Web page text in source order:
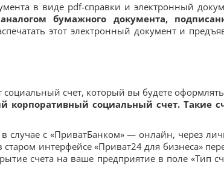
в виде pdf-справки и электронный
аналогом бумажного документа,
этот электронный документ и
счет, который вы будете
корпоративный социальный счет. Такие
случае с «ПриватБанком» — онлайн, через
интерфейсе «Приват24 для бизнеса»
счета на ваше предприятие в поле «Тип